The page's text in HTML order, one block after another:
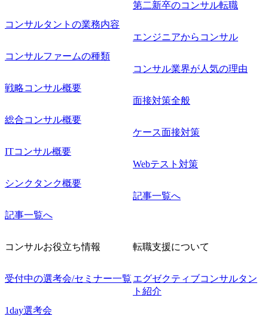
で主体的に動ける方 ・年齢にこだわらず、アドバイスを素
直に受け取れる方 ・推進力のある方
コンサルタントの業務内容
コンサルファームの種類
戦略コンサル概要
総合コンサル概要
ITコンサル概要
シンクタンク概要
記事一覧へ
第二新卒のコンサル転職
エンジニアからコンサル
コンサル業界が人気の理由
面接対策全般
ケース面接対策
Webテスト対策
記事一覧へ
コンサルお役立ち情報
受付中の選考会/セミナー一覧
1day選考会
転職支援について
エグゼクティブコンサルタン
ト紹介